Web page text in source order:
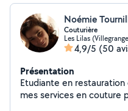
Noémie
Couturière
Les Lilas
4,9/5 (50
Présentation
Etudiante en
mes services en couture